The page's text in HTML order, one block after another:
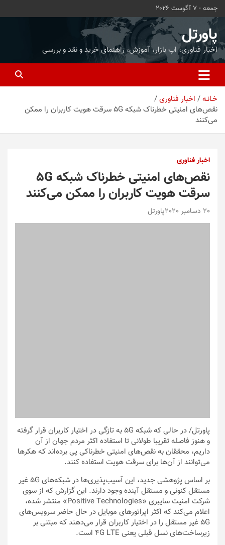
محتوا
بروید
جمعه - 7 آگوست 2026
پاورتل
اخبار فناوری، اپ بازار، آموزش، راهنمای خرید و نقد و بررسی
خـانـه
اخبار فناوری
نقص‌های امنیتی خطرناک شبکه 5G سرقت هویت کاربران را ممکن
می‌کنند
اخبار فناوری
نقص‌های امنیتی خطرناک شبکه 5G
سرقت هویت کاربران را ممکن می‌کنند
20 دسامبر 2020 پاورتل
پاورتل
/ در حالی که شبکه 5G به تازگی در اختیار کاربران قرار گرفته
و هنوز فاصله تقریبا طولانی تا استفاده اکثر مردم جهان از آن
داریم، محققان به نقص‌های امنیتی خطرناکی پی برده‌اند که هکرها
می‌توانند از آن‌ها برای سرقت هویت استفاده کنند.
بر اساس پژوهشی جدید، این آسیب‌پذیری‌ها در شبکه‌های 5G غیر
مستقل کنونی و مستقل آینده وجود دارند. این گزارش که از سوی
شرکت امنیت سایبری «Positive Technologies» منتشر شده،
اعلام می‌کند که اکثر اپراتورهای موبایل در حال حاضر سرویس‌های
5G غیر مستقل را در اختیار کاربران قرار می‌دهند که مبتنی بر
زیرساخت‌های نسل قبلی یعنی 4G LTE است.